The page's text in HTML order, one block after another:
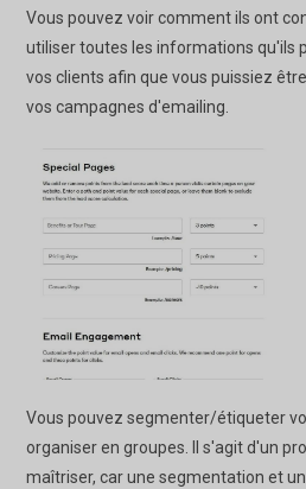
Vous pouvez voir comment ils ont
utiliser toutes les informations qu'ils
vos clients afin que vous puissiez
vos campagnes d'emailing.
Vous pouvez segmenter/étiqueter
organiser en groupes. Il s'agit d'un
maîtriser, car une segmentation et